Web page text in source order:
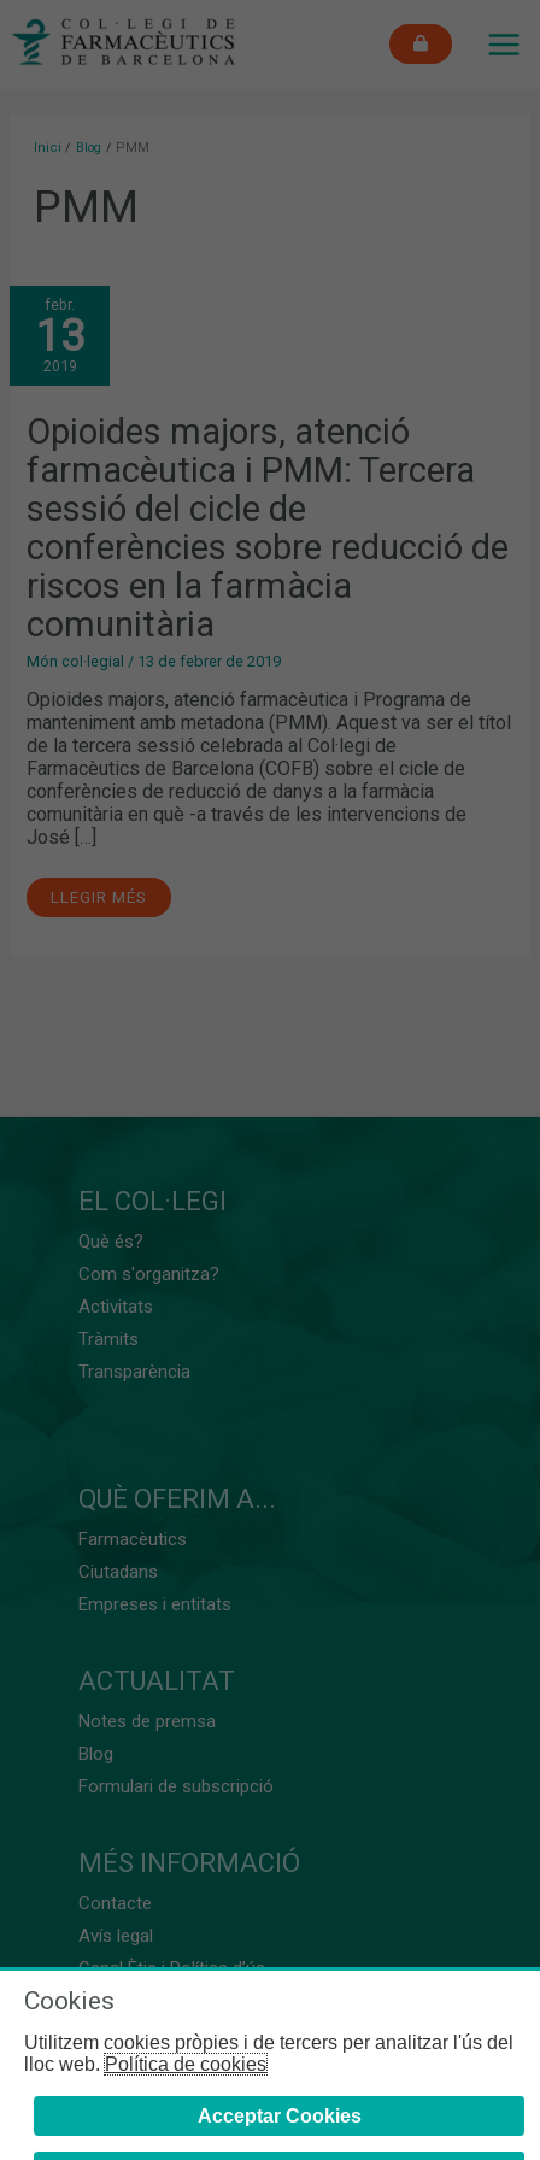
Inici Blog PMM
PMM
febr.
13
2019
Opioides majors, atenció
farmacèutica i PMM: Tercera
sessió del cicle de
conferències sobre reducció de
riscos en la farmàcia
comunitària
Món col·legial / 13 de febrer de 2019
Opioides majors, atenció farmacèutica i Programa de
manteniment amb metadona (PMM). Aquest va ser el títol
de la tercera sessió celebrada al Col·legi de
Farmacèutics de Barcelona (COFB) sobre el cicle de
conferències de reducció de danys a la farmàcia
comunitària en què -a través de les intervencions de
José […]
OPIOIDES
MAJORS,
ATENCIÓ
FARMACÈUTICA
I
PMM:
TERCERA
DEL
CICLE
DE
CONFERÈNCIES
SOBRE
REDUCCIÓ
DE
RISCOS
EN
LA
COMUNITÀRIA
LLEGIR MÉS
EL COL·LEGI
Què és?
Com s'organitza?
Activitats
Tràmits
Transparència
QUÈ OFERIM A...
Farmacèutics
Ciutadans
Empreses i entitats
ACTUALITAT
Notes de premsa
Blog
Formulari de subscripció
MÉS INFORMACIÓ
Contacte
Avís legal
Canal Ètic i Política d’ús
Cookies
Utilitzem cookies pròpies i de tercers per analitzar l'ús del
lloc web.Política de cookies
Acceptar Cookies